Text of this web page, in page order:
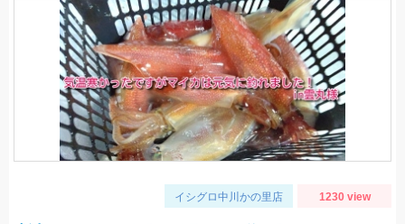
イシグロ中川かの里店 1230 view